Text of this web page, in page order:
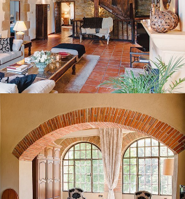
BEDROOM 1